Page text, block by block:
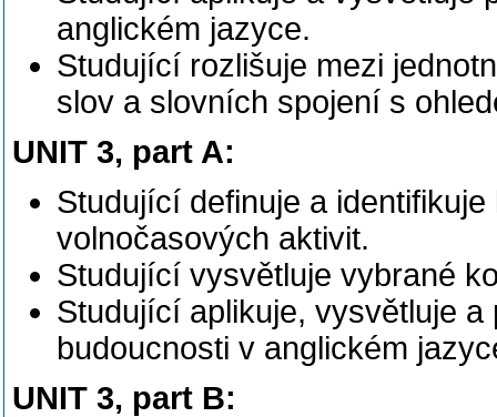
anglickém jazyce.
Studující rozlišuje mezi
slov a slovních spojení s
UNIT 3, part A:
Studující definuje a
volnočasových aktivit.
Studující vysvětluje vybrané
Studující aplikuje, vysvětluje
budoucnosti v anglickém
UNIT 3, part B: